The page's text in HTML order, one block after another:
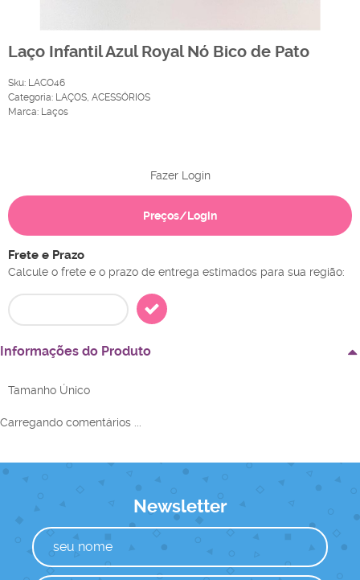
Laço Infantil Azul Royal Nó Bico de Pato
Sku: LACO46
Categoria: LAÇOS, ACESSÓRIOS
Marca: Laços
Fazer Login
Preços/Login
Frete e Prazo
Calcule o frete e o prazo de entrega estimados para sua região:
Informações do Produto
Tamanho Único
Carregando comentários ...
Newsletter